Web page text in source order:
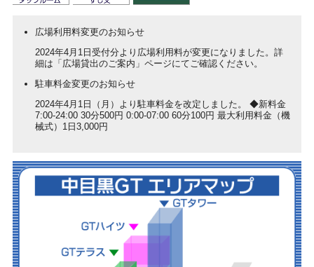
広場利用料変更のお知らせ
2024年4月1日受付分より広場利用料が変更になりました。詳
細は「広場貸出のご案内」ページにてご確認ください。
駐車料金変更のお知らせ
2024年4月1日（月）より駐車料金を改定しました。 ◆新料金
7:00-24:00 30分500円 0:00-07:00 60分100円 最大利用料金（機
械式）1日3,000円